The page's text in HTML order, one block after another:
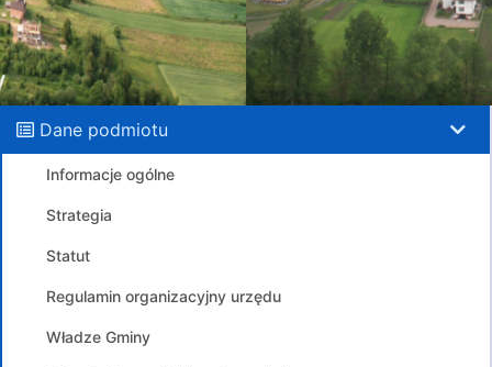
Dane podmiotu
Informacje ogólne
Strategia
Statut
Regulamin organizacyjny urzędu
Władze Gminy